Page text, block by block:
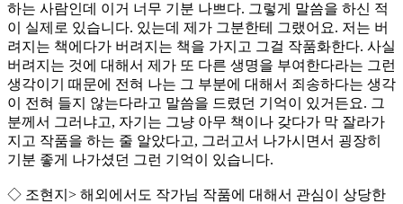
하는 사람인데 이거 너무 기분 나쁘다. 그렇게 말씀을 하신 적
이 실제로 있습니다. 있는데 제가 그분한테 그랬어요. 저는 버
려지는 책에다가 버려지는 책을 가지고 그걸 작품화한다. 사실
버려지는 것에 대해서 제가 또 다른 생명을 부여한다라는 그런
생각이기 때문에 전혀 나는 그 부분에 대해서 죄송하다는 생각
이 전혀 들지 않는다라고 말씀을 드렸던 기억이 있거든요. 그
분께서 그러냐고, 자기는 그냥 아무 책이나 갖다가 막 잘라가
지고 작품을 하는 줄 알았다고, 그러고서 나가시면서 굉장히
기분 좋게 나가셨던 그런 기억이 있습니다.
◇ 조현지> 해외에서도 작가님 작품에 대해서 관심이 상당한